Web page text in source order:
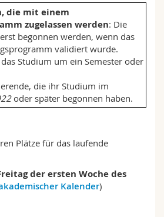
Fak.
die mit einem
zugelassen werden: Die
begonnen werden, wenn das
validiert wurde.
Studium um ein Semester oder
die ihr Studium im
oder später begonnen haben.
Plätze für das laufende
der ersten Woche des
Kalender)